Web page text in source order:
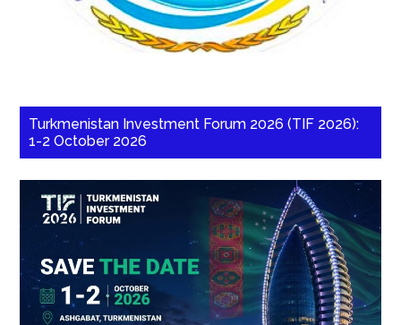
Turkmenistan Investment Forum 2026 (TIF 2026):
1-2 October 2026